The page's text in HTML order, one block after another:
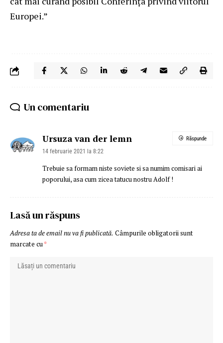
Europei.”
Un comentariu
Ursuza van der lemn
14 februarie 2021 la 8:22
Trebuie sa formam niste soviete si sa numim comisari ai
poporului, asa cum zicea tatucu nostru Adolf !
Răspunde
Lasă un răspuns
Adresa ta de email nu va fi publicată. Câmpurile obligatorii sunt
marcate cu*